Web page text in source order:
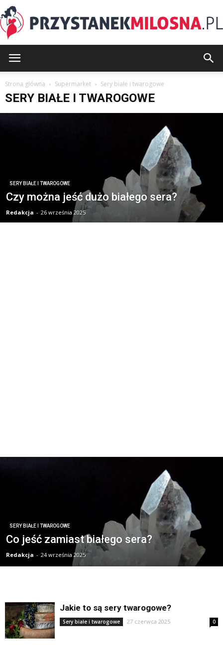
Strona główna Supermarket Sery białe i twarogowe
SERY BIAŁE I TWAROGOWE
SERY BIAŁE I TWAROGOWE
Czy można jeść dużo białego sera?
Redakcja - 26 września 2025
SERY BIAŁE I TWAROGOWE
Co jeść zamiast białego sera?
Redakcja - 24 września 2025
Jakie to są sery twarogowe?
Sery białe i twarogowe 27 czerwca 2025 0